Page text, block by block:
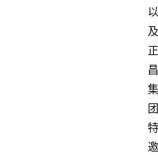
以
及
正
昌
集
团
特
邀